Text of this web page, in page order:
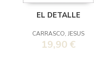
EL DETALLE
CARRASCO, JESUS
19,90 €